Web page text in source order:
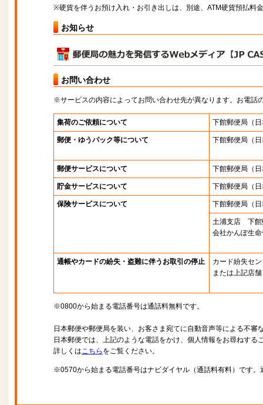
※硬貨を伴うお預け入れ・お引き出しは、別途、ATM硬貨預払料
お知らせ
お問い合わせ
※サービスの内容によってお問い合わせ先が異なります。お電話
集荷のご依頼について 下館郵便局 （
郵便・ゆうパック等について 下館郵便局 （
郵便サービスについて 下館郵便局 （
貯金サービスについて 下館郵便局 （
保険サービスについて 下館郵便局 （
土浦支店 下館
会社かんぽ生
通帳やカードの紛失・盗難に伴うお取引の停止
カード紛失セ
または上記店舗
※0800から始まる電話番号は通話料無料です。
日本郵便や郵便局を装い、お客さま宛てに自動音声等による不審
日本郵便では、上記のような電話をかけ、個人情報をお尋ねする
詳しくはこちら をご覧ください。
※0570から始まる電話番号はナビダイヤル（通話料有料）です